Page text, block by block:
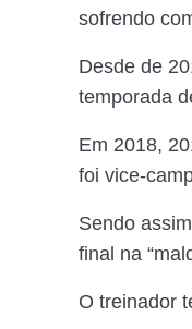
sofrendo
Desde de
temporada
Em 2018,
foi vice-
Sendo
final na
O treinador